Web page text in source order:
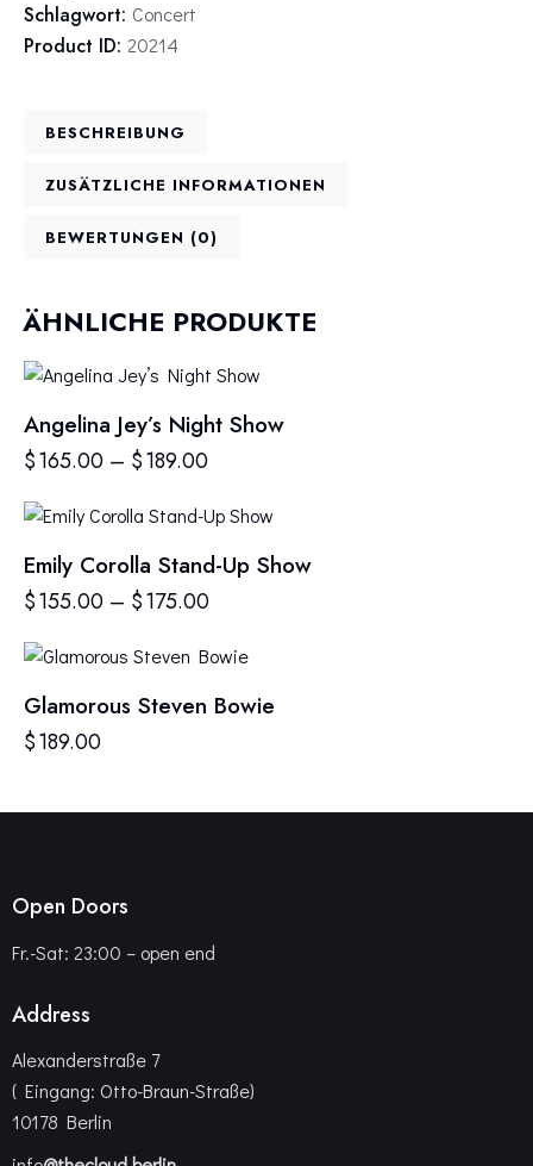
Schlagwort: Concert
Product ID: 20214
BESCHREIBUNG
ZUSÄTZLICHE INFORMATIONEN
BEWERTUNGEN (0)
ÄHNLICHE PRODUKTE
Angelina Jey’s Night Show
$165.00 – $189.00
Emily Corolla Stand-Up Show
$155.00 – $175.00
Glamorous Steven Bowie
$189.00
Open Doors
Fr.-Sat: 23:00 – open end
Address
Alexanderstraße 7
( Eingang: Otto-Braun-Straße)
10178 Berlin